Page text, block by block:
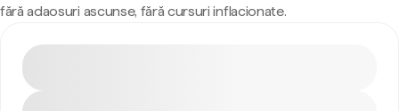
fără adaosuri ascunse, fără cursuri inflacionate.